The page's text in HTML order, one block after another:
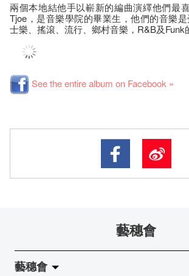
兩個本地結他手以嶄新的編曲演繹他們最
Tjoe，是音樂學院的畢業生，他們的音樂
士樂、搖滾、流行、鄉村音樂，R&B及Funk
See the entire album on Facebook »
藝穗會
藝穗會